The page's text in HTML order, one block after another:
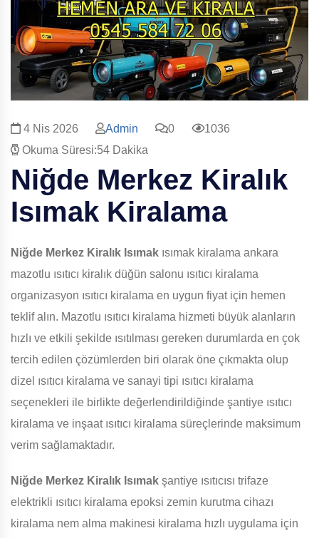
4 Nis 2026 Admin 0
1036
Okuma Süresi:54 Dakika
Niğde Merkez Kiralık
Isımak Kiralama
Niğde Merkez Kiralık Isımak ısımak kiralama ankara
mazotlu ısıtıcı kiralık düğün salonu ısıtıcı kiralama
organizasyon ısıtıcı kiralama en uygun fiyat için hemen
teklif alın. Mazotlu ısıtıcı kiralama hizmeti büyük alanların
hızlı ve etkili şekilde ısıtılması gereken durumlarda en çok
tercih edilen çözümlerden biri olarak öne çıkmakta olup
dizel ısıtıcı kiralama ve sanayi tipi ısıtıcı kiralama
seçenekleri ile birlikte değerlendirildiğinde şantiye ısıtıcı
kiralama ve inşaat ısıtıcı kiralama süreçlerinde maksimum
verim sağlamaktadır.
Niğde Merkez Kiralık Isımak şantiye ısıtıcısı trifaze
elektrikli ısıtıcı kiralama epoksi zemin kurutma cihazı
kiralama nem alma makinesi kiralama hızlı uygulama için